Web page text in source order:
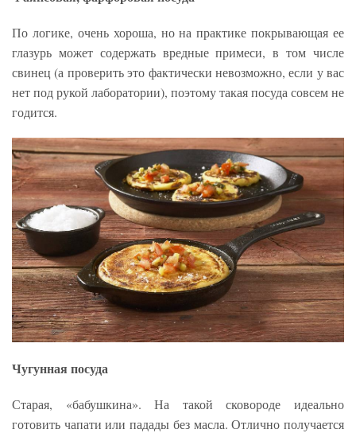
По логике, очень хороша, но на практике покрывающая ее
глазурь может содержать вредные примеси, в том числе
свинец (а проверить это фактически невозможно, если у вас
нет под рукой лаборатории), поэтому такая посуда совсем не
годится.
Чугунная посуда
Старая, «бабушкина». На такой сковороде идеально
готовить чапати или падады без масла. Отлично получается